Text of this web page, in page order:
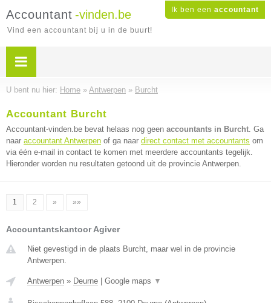
Ik ben een accountant
Accountant -vinden.be
Vind een accountant bij u in de buurt!
U bent nu hier: Home » Antwerpen » Burcht
Accountant Burcht
Accountant-vinden.be bevat helaas nog geen accountants in Burcht. Ga
naar accountant Antwerpen of ga naar direct contact met accountants om
via één e-mail in contact te komen met meerdere accountants tegelijk.
Hieronder worden nu resultaten getoond uit de provincie Antwerpen.
1 2 » »»
Accountantskantoor Agiver
Niet gevestigd in de plaats Burcht, maar wel in de provincie
Antwerpen.
Antwerpen » Deurne Google maps ▼